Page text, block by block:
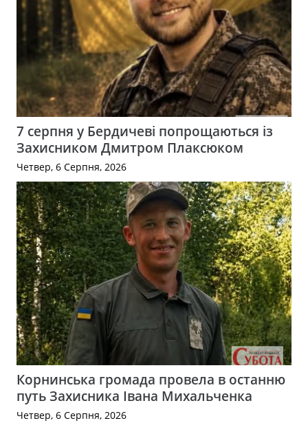
7 серпня у Бердичеві попрощаються із
Захисником Дмитром Плаксюком
Четвер, 6 Серпня, 2026
Корнинська громада провела в останню
путь Захисника Івана Михальченка
Четвер, 6 Серпня, 2026